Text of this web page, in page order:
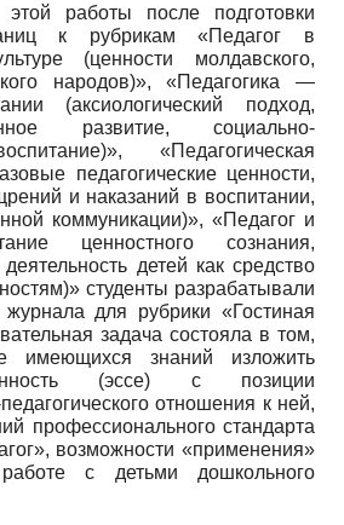
работы после подготовки
к рубрикам «Педагог в
(ценности молдавского,
народов)», «Педагогика —
(аксиологический подход,
развитие, социально-
«Педагогическая
педагогические ценности,
и наказаний в воспитании,
коммуникации)», «Педагог и
ценностного сознания,
детей как средство
)» студенты разрабатывали
журнала для рубрики «Гостиная
задача состояла в том,
имеющихся знаний изложить
(эссе) с позиции
отношения к ней,
профессионального стандарта
возможности «применения»
с детьми дошкольного